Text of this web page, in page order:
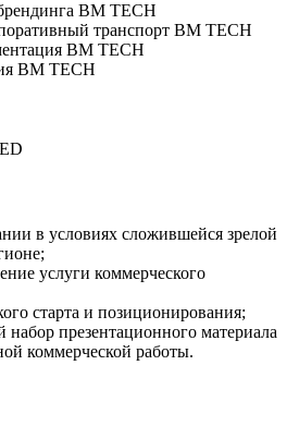
в условиях сложившейся зрелой
услуги коммерческого
старта и позиционирования;
презентационного материала
коммерческой работы.